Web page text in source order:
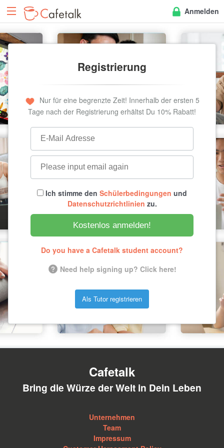
Anmelden
Registrierung
Nur für eine begrenzte Zeit! Innerhalb der ersten 5
Tage nach der Registrierung erhältst Du 10% Rabatt!
Ich stimme den Schülerbedingungen und
Datenschutzrichtlinien zu.
Kostenlos anmelden!
Do you have a Cafetalk student account?
Need help signing up? Click here!
Als Tutor registrieren
Cafetalk
Bring die Würze der Welt in Dein Leben
Unternehmen
Team
Impressum